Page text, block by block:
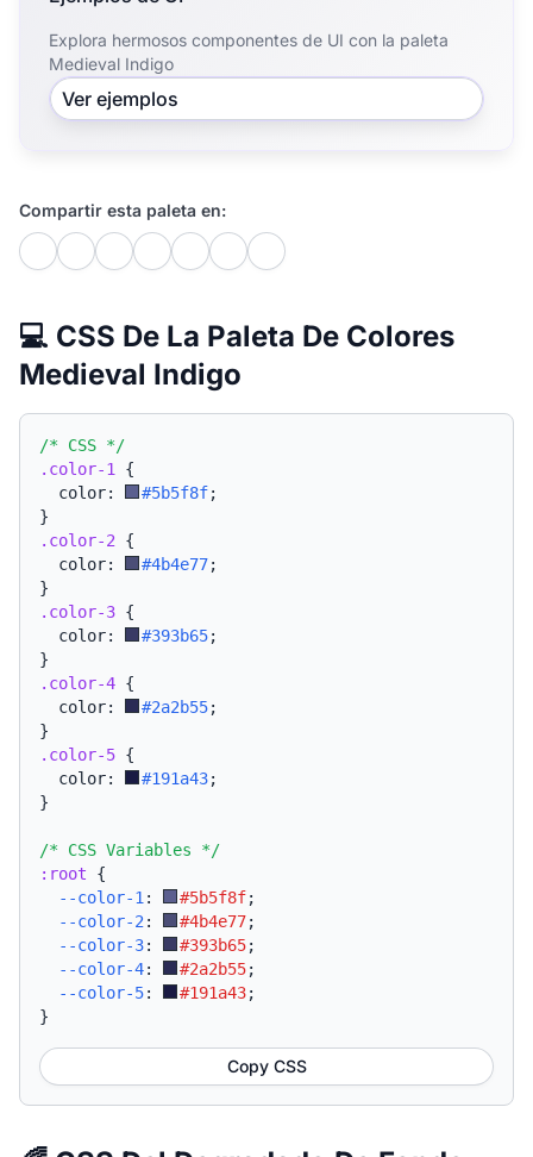
Explora hermosos componentes de UI con la paleta
Medieval Indigo
Ver ejemplos
Compartir esta paleta en:
💻 CSS De La Paleta De Colores
Medieval Indigo
/* CSS */
.color-1
{
  color:
#5b5f8f;
}
.color-2 {
  color:
#4b4e77;
}
.color-3 {
  color:
#393b65;
}
.color-4 {
  color:
#2a2b55;
}
.color-5 {
  color:
#191a43;
}
/* CSS Variables */
:root {
--color-1 : #5b5f8f;
--color-2 : #4b4e77;
--color-3: #393b65;
--color-4: #2a2b55;
--color-5: #191a43;
}
Copy CSS